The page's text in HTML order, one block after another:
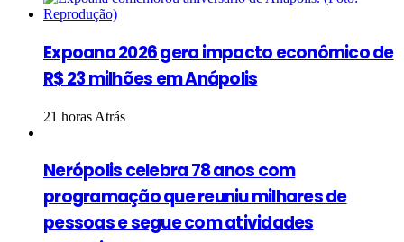
Expoana 2026 gera impacto econômico de
R$ 23 milhões em Anápolis
21 horas Atrás
Nerópolis celebra 78 anos com
programação que reuniu milhares de
pessoas e segue com atividades